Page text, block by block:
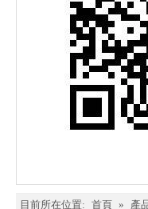
目前所在位置: 首頁 » 產